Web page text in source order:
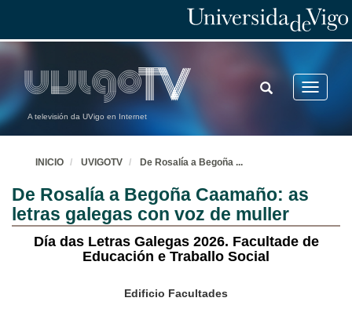
A televisión da UVigo en Internet
Toggle
TOGGLE
SEARCH
INICIO UVIGOTV De Rosalía a Begoña ...
De Rosalía a Begoña Caamaño: as
letras galegas con voz de muller
Día das Letras Galegas 2026. Facultade de
Educación e Traballo Social
Edificio Facultades